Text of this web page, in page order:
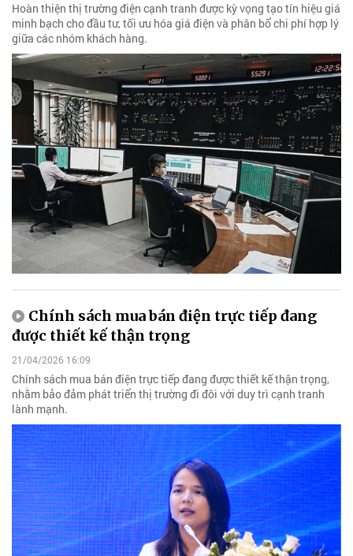
Hoàn thiện thị trường điện cạnh tranh được kỳ vọng tạo tín hiệu giá
minh bạch cho đầu tư, tối ưu hóa giá điện và phân bổ chi phí hợp lý
giữa các nhóm khách hàng.
Chính sách mua bán điện trực tiếp đang
được thiết kế thận trọng
21/04/2026 16:09
Chính sách mua bán điện trực tiếp đang được thiết kế thận trọng,
nhằm bảo đảm phát triển thị trường đi đôi với duy trì cạnh tranh
lành mạnh.